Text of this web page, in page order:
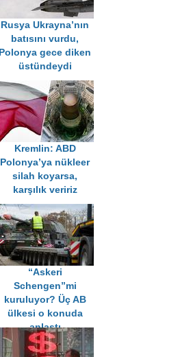
Rusya Ukrayna’nın
batısını vurdu,
Polonya gece diken
üstündeydi
Kremlin: ABD
Polonya’ya nükleer
silah koyarsa,
karşılık veririz
“Askeri
Schengen”mi
kuruluyor? Üç AB
ülkesi o konuda
anlaştı